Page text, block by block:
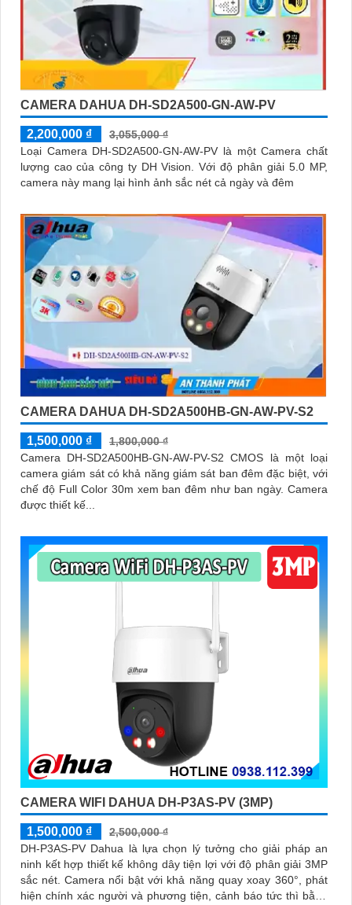
CAMERA DAHUA DH-SD2A500-GN-AW-PV
2,200,000 ₫
3,055,000 ₫
Loại Camera DH-SD2A500-GN-AW-PV là một Camera chất
lượng cao của công ty DH Vision. Với độ phân giải 5.0 MP,
camera này mang lại hình ảnh sắc nét cả ngày và đêm
CAMERA DAHUA DH-SD2A500HB-GN-AW-PV-S2
1,500,000 ₫
1,800,000 ₫
Camera DH-SD2A500HB-GN-AW-PV-S2 CMOS là một loại
camera giám sát có khả năng giám sát ban đêm đặc biệt, với
chế độ Full Color 30m xem ban đêm như ban ngày. Camera
được thiết kế...
CAMERA WIFI DAHUA DH-P3AS-PV (3MP)
1,500,000 ₫
2,500,000 ₫
DH-P3AS-PV Dahua là lựa chọn lý tưởng cho giải pháp an
ninh kết hợp thiết kế không dây tiện lợi với độ phân giải 3MP
sắc nét. Camera nổi bật với khả năng quay xoay 360°, phát
hiện chính xác người và phương tiện, cảnh báo tức thì bằng